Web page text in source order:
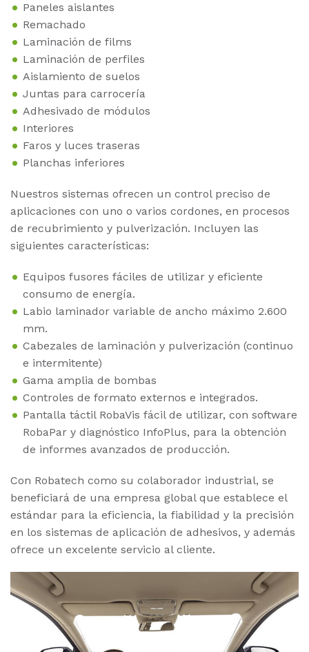
Paneles aislantes
Remachado
Laminación de films
Laminación de perfiles
Aislamiento de suelos
Juntas para carrocería
Adhesivado de módulos
Interiores
Faros y luces traseras
Planchas inferiores
Nuestros sistemas ofrecen un control preciso de
aplicaciones con uno o varios cordones, en procesos
de recubrimiento y pulverización. Incluyen las
siguientes características:
Equipos fusores fáciles de utilizar y eficiente
consumo de energía.
Labio laminador variable de ancho máximo 2.600
mm.
Cabezales de laminación y pulverización (continuo
e intermitente)
Gama amplia de bombas
Controles de formato externos e integrados.
Pantalla táctil RobaVis fácil de utilizar, con software
RobaPar y diagnóstico InfoPlus, para la obtención
de informes avanzados de producción.
Con Robatech como su colaborador industrial, se
beneficiará de una empresa global que establece el
estándar para la eficiencia, la fiabilidad y la precisión
en los sistemas de aplicación de adhesivos, y además
ofrece un excelente servicio al cliente.